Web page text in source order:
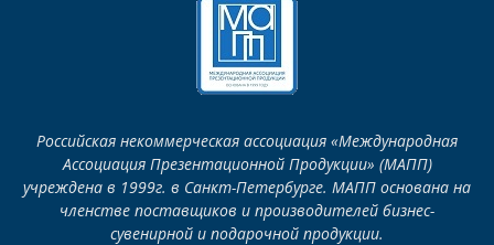
Российская некоммерческая ассоциация «Международная
Ассоциация Презентационной Продукции» (МАПП)
учреждена в 1999г. в Санкт-Петербурге. МАПП основана на
членстве поставщиков и производителей бизнес-
сувенирной и подарочной продукции.